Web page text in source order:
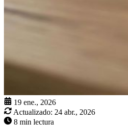
19 ene., 2026
Actualizado: 24 abr., 2026
8 min lectura